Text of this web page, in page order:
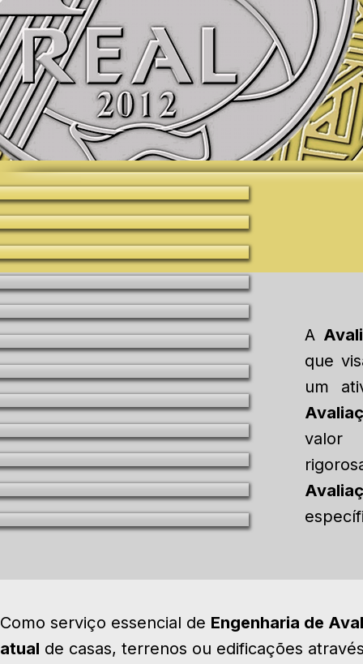
A
que
um
valor
Como serviço essencial de Engenharia de
atual de casas, terrenos ou edificações